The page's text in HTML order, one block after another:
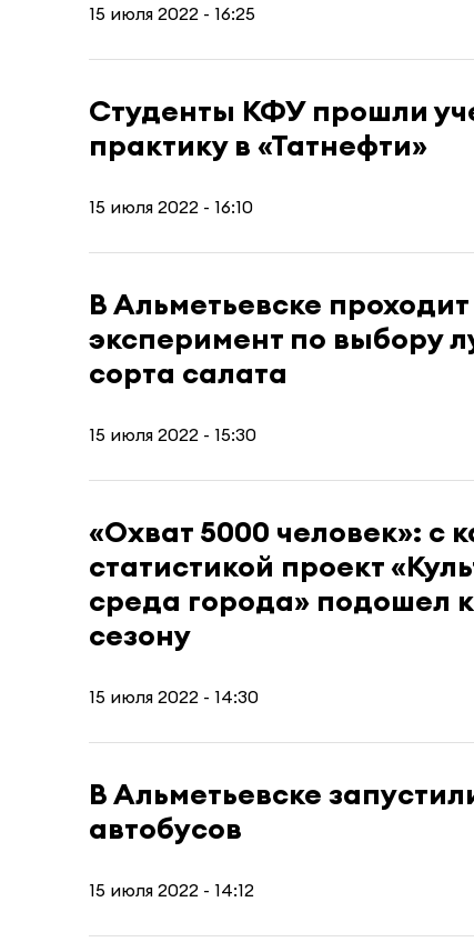
15 июля 2022 - 16:25
Студенты КФУ прошли
практику в «Татнефти»
15 июля 2022 - 16:10
В Альметьевске проходит
эксперимент по выбору
сорта салата
15 июля 2022 - 15:30
«Охват 5000 человек»: с
статистикой проект
среда города» подошел
сезону
15 июля 2022 - 14:30
В Альметьевске
автобусов
15 июля 2022 - 14:12